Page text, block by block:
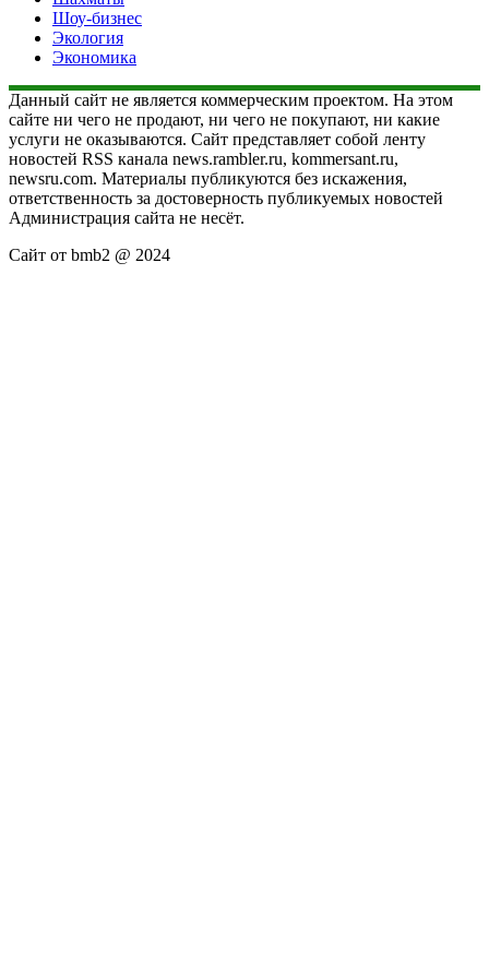
Шоу-бизнес
Экология
Экономика
Данный сайт не является коммерческим проектом. На этом
сайте ни чего не продают, ни чего не покупают, ни какие
услуги не оказываются. Сайт представляет собой ленту
новостей RSS канала news.rambler.ru, kommersant.ru,
newsru.com. Материалы публикуются без искажения,
ответственность за достоверность публикуемых новостей
Администрация сайта не несёт.
Сайт от bmb2 @ 2024